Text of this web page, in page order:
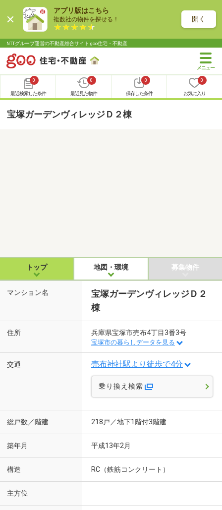
アプリ版はこちら
複数社の物件を探せる！ 開く
NTTグループ運営の不動産総合サイト goo住宅・不動産
0
最近検索した条件
0
最近見た物件
0
保存した条件
0
お気に入り
宝塚ガーデンヴィレッジＤ２棟
トップ 地図・環境 募集物件
マンション名
宝塚ガーデンヴィレッジＤ２
棟
住所 兵庫県宝塚市売布4丁目3番3号
宝塚市の暮らしデータを見る
交通 売布神社駅より徒歩で4分
乗り換え検索
総戸数／階建 218戸／地下1階付3階建
築年月 平成13年2月
構造 RC（鉄筋コンクリート）
主方位